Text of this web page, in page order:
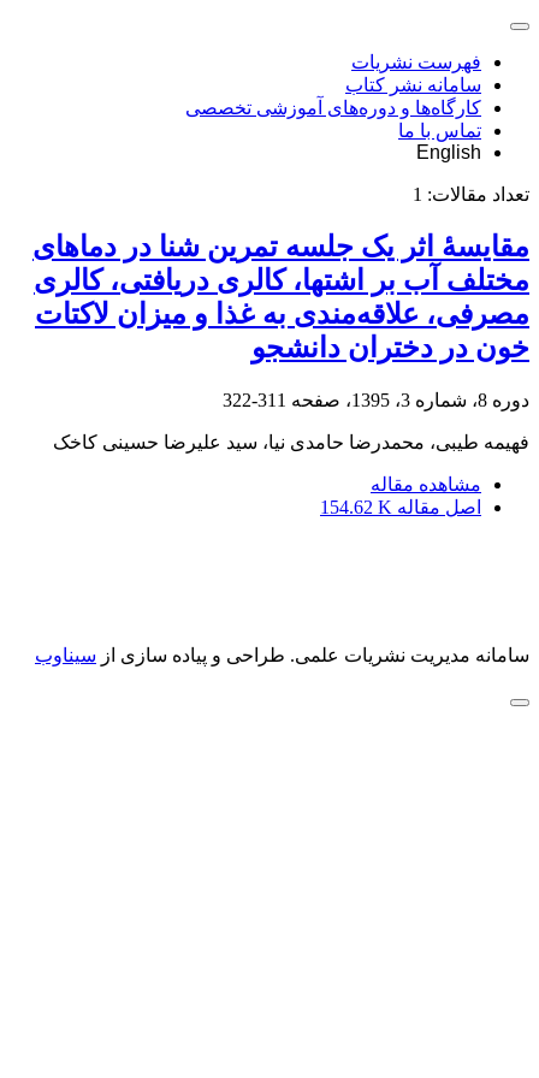
فهرست نشریات
سامانه نشر کتاب
کارگاه‌ها و دوره‌های آموزشی تخصصی
تماس با ما
English
تعداد مقالات: 1
مقایسۀ اثر یک جلسه تمرین شنا در دماهای
مختلف آب بر اشتها، کالری دریافتی، کالری
مصرفی، علاقه‌مندی به غذا و میزان لاکتات
خون در دختران دانشجو
دوره 8، شماره 3، 1395، صفحه 311-322
فهیمه طیبی، محمدرضا حامدی نیا، سید علیرضا حسینی کاخک
مشاهده مقاله
اصل مقاله 154.62 K
سامانه مدیریت نشریات علمی. طراحی و پیاده سازی از سیناوب